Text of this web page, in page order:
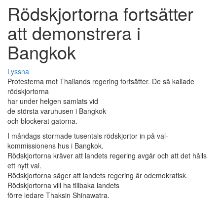
Rödskjortorna fortsätter
att demonstrera i
Bangkok
Lyssna
Protesterna mot Thailands regering fortsätter. De så kallade
rödskjortorna
har under helgen samlats vid
de största varuhusen i Bangkok
och blockerat gatorna.
I måndags stormade tusentals rödskjortor in på val-
kommissionens hus i Bangkok.
Rödskjortorna kräver att landets regering avgår och att det hålls
ett nytt val.
Rödskjortorna säger att landets regering är odemokratisk.
Rödskjortorna vill ha tillbaka landets
förre ledare Thaksin Shinawatra.